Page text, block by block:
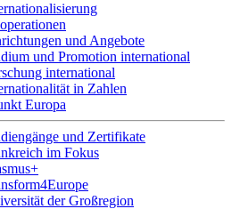
und Angebote
und Promotion international
international
in Zahlen
Europa
und Zertifikate
im Fokus
der Großregion